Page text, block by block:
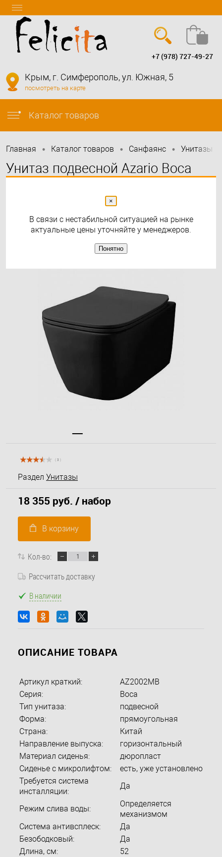
info@felicita-crimea.ru
+7 (978) 727-49-27
Крым, г. Симферополь, ул. Южная, 5
посмотреть на карте
Каталог товаров
Главная • Каталог товаров • Санфаянс • Унитазы
Унитаз подвесной Azario Boca
сиденьем микролифт, черный
матовый AZ-2002-MB
( 3 )
Раздел Унитазы
18 355 руб. / набор
В корзину
Кол-во:
Рассчитать доставку
В наличии
ОПИСАНИЕ ТОВАРА
Артикул краткий:
AZ2002MB
Серия:
Boca
Тип унитаза:
подвесной
Форма:
прямоугольная
Страна:
Китай
Направление выпуска:
горизонтальный
Материал сиденья:
дюропласт
Сиденье с микролифтом:
есть, уже установлено
Требуется система
инсталляции:
Да
Режим слива воды:
Определяется
механизмом
Система антивсплеск:
Да
Безободковый:
Да
Длина, см:
52
×
В связи с нестабильной ситуацией на рынке
актуальные цены уточняйте у менеджеров.
Понятно